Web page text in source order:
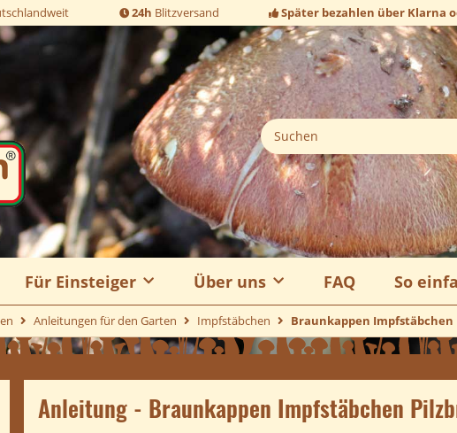
24h Blitzversand Später bezahlen über Klarna
Für Einsteiger Über uns FAQ So
Anleitungen für den Garten Impfstäbchen Braunkappen Impfstäbchen
Anleitung - Braunkappen Impfstäbchen